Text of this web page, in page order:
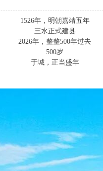
1526年，明朝嘉靖五年
三水正式建县
2026年，整整500年过去
500岁
于城，正当盛年